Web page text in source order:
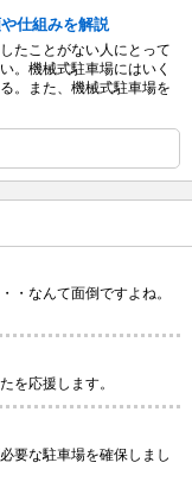
仕組みを解説
たことがない人にとって
。機械式駐車場にはいく
。また、機械式駐車場を
・なんて面倒ですよね。
を応援します。
要な駐車場を確保しまし